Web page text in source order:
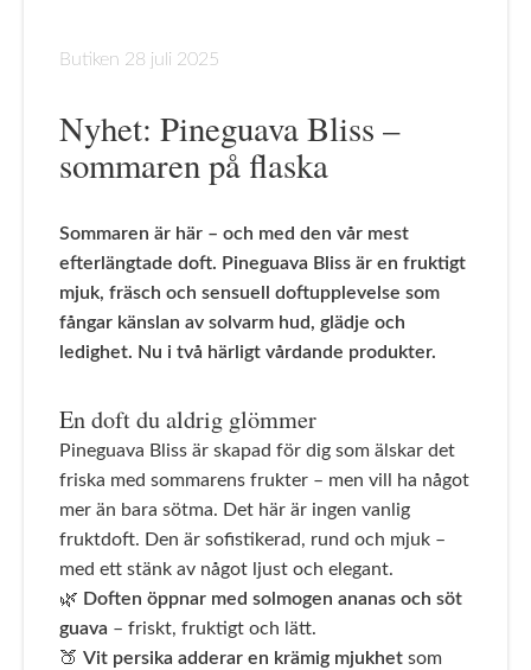
Butiken 28 juli 2025
Nyhet: Pineguava Bliss –
sommaren på flaska
Sommaren är här – och med den vår mest
efterlängtade doft. Pineguava Bliss är en fruktigt
mjuk, fräsch och sensuell doftupplevelse som
fångar känslan av solvarm hud, glädje och
ledighet. Nu i två härligt vårdande produkter.
En doft du aldrig glömmer
Pineguava Bliss är skapad för dig som älskar det
friska med sommarens frukter – men vill ha något
mer än bara sötma. Det här är ingen vanlig
fruktdoft. Den är sofistikerad, rund och mjuk –
med ett stänk av något ljust och elegant.
🌿 Doften öppnar med solmogen ananas och söt
guava – friskt, fruktigt och lätt.
🍑 Vit persika adderar en krämig mjukhet som